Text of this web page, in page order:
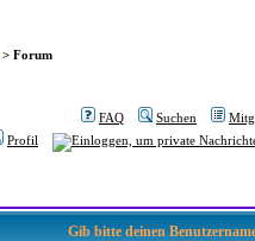
> Forum
FAQ Suchen
Profil
Gib bitte deinen